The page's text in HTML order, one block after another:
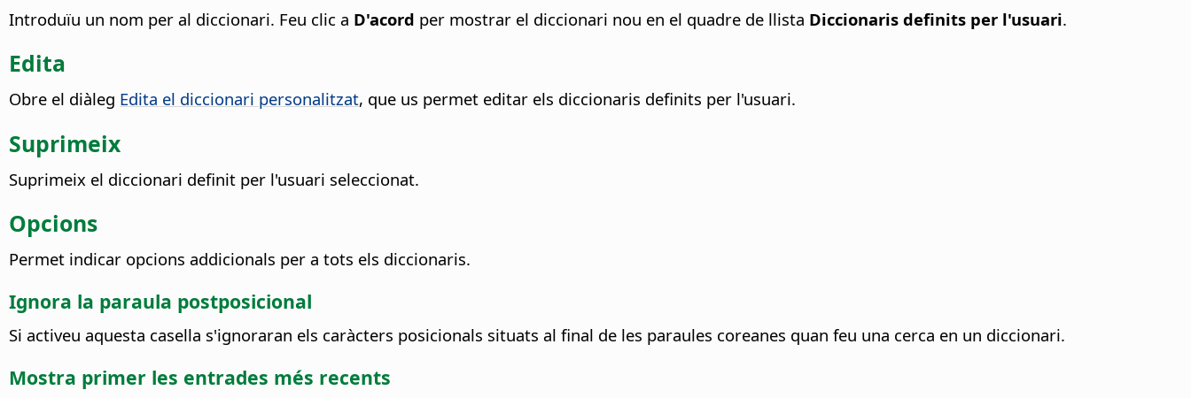
Introduïu un nom per al diccionari. Feu clic a D'acord per mostrar el diccionari nou en el quadre de llista Diccionaris definits per l'usuari.
Edita
Obre el diàleg Edita el diccionari personalitzat, que us permet editar els diccionaris definits per l'usuari.
Suprimeix
Suprimeix el diccionari definit per l'usuari seleccionat.
Opcions
Permet indicar opcions addicionals per a tots els diccionaris.
Ignora la paraula postposicional
Si activeu aquesta casella s'ignoraran els caràcters posicionals situats al final de les paraules coreanes quan feu una cerca en un diccionari.
Mostra primer les entrades més recents